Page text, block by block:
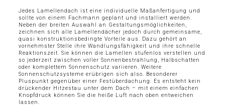
Jedes Lamellendach ist eine individuelle Maßanfertigung und
sollte von einem Fachmann geplant und installiert werden.
Neben der breiten Auswahl an Gestaltungsmöglichkeiten,
zeichnen sich alle Lamellendächer jedoch durch gemeinsame,
quasi konstruktionsbedingte Vorteile aus. Dazu gehört an
vornehmster Stelle ihre Wandlungsfähigkeit und ihre schnelle
Reaktionszeit. Sie können die Lamellen stufenlos verstellen und
so jederzeit zwischen voller Sonnenbestrahlung, Halbschatten
oder komplettem Sonnenschutz variieren. Weitere
Sonnenschutzsysteme erübrigen sich also. Besonderer
Pluspunkt gegenüber einer Festüberdachung: Es entsteht kein
drückender Hitzestau unter dem Dach – mit einem einfachen
Knopfdruck können Sie die heiße Luft nach oben entweichen
lassen.